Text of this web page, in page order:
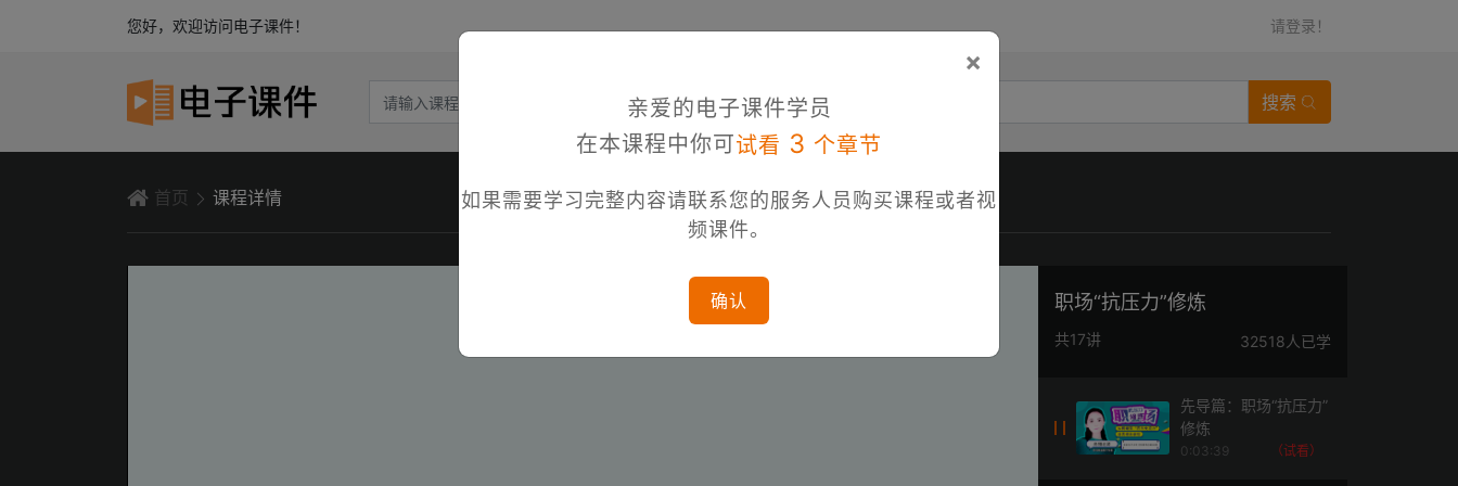
您好，欢迎访问电子课件！ 请登录！
搜索
首页 课程详情
职场“抗压力”修炼
共17讲 32518人已学
先导篇：职场“抗压力”
修炼
0:03:39 （试看）
×
亲爱的电子课件学员
在本课程中你可试看 3 个章节
如果需要学习完整内容请联系您的服务人员购买课程或者视
频课件。
确认